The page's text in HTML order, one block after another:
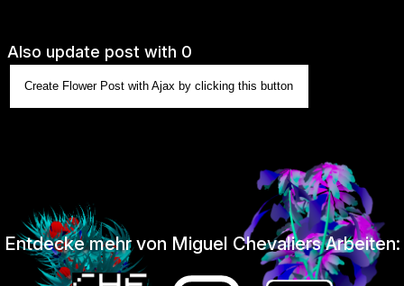
Also update post with 0
Create Flower Post with Ajax by clicking this button
Entdecke mehr von Miguel Chevaliers Arbeiten: